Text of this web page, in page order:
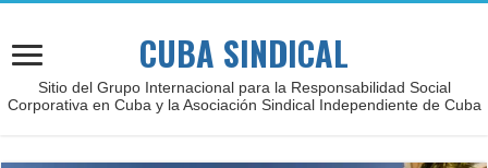
CUBA SINDICAL
Sitio del Grupo Internacional para la Responsabilidad Social
Corporativa en Cuba y la Asociación Sindical Independiente de Cuba